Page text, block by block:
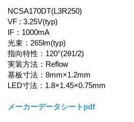
NCSA170DT(L3R250)
VF : 3.25V(typ)
IF：1000mA
光束：265lm(typ)
指向特性：120°(2θ1/2)
実装方法：Reflow
基板寸法：8mm×1.2mm
LED寸法：1.8×1.45×0.75mm
メーカーデータシートpdf